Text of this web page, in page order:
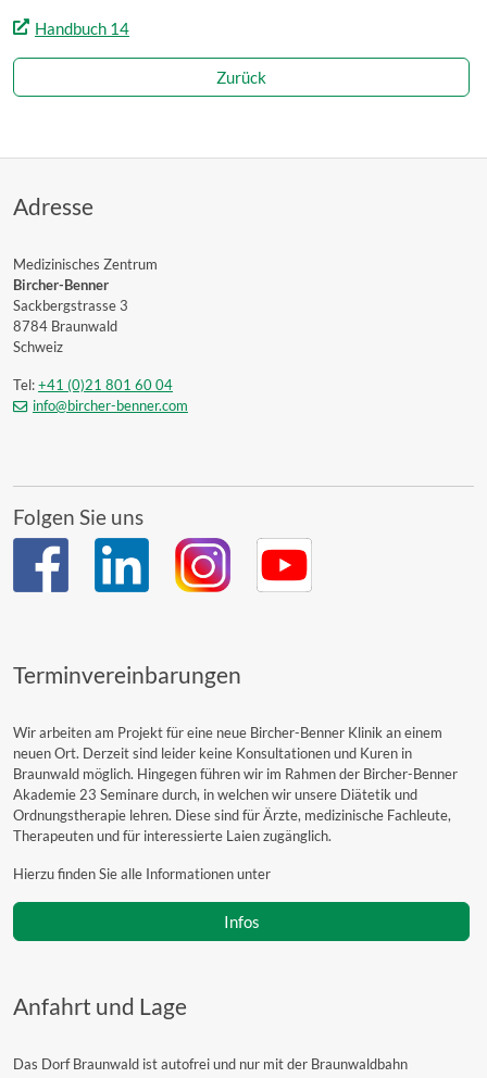
Handbuch 14
Zurück
Adresse
Medizinisches Zentrum
Bircher-Benner
Sackbergstrasse 3
8784 Braunwald
Schweiz
Tel:+41 (0)21 801 60 04
info@bircher-benner.com
Folgen Sie uns
Terminvereinbarungen
Wir arbeiten am Projekt für eine neue Bircher-Benner Klinik an einem
neuen Ort. Derzeit sind leider keine Konsultationen und Kuren in
Braunwald möglich. Hingegen führen wir im Rahmen der Bircher-Benner
Akademie 23 Seminare durch, in welchen wir unsere Diätetik und
Ordnungstherapie lehren. Diese sind für Ärzte, medizinische Fachleute,
Therapeuten und für interessierte Laien zugänglich.
Hierzu finden Sie alle Informationen unter
Infos
Anfahrt und Lage
Das Dorf Braunwald ist autofrei und nur mit der Braunwaldbahn